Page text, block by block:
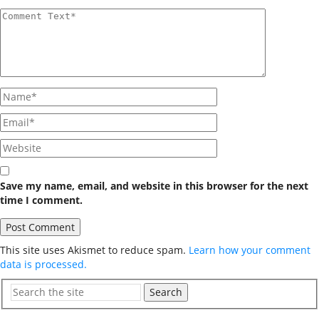
Save my name, email, and website in this browser for the next
time I comment.
This site uses Akismet to reduce spam. Learn how your comment
data is processed.
Search